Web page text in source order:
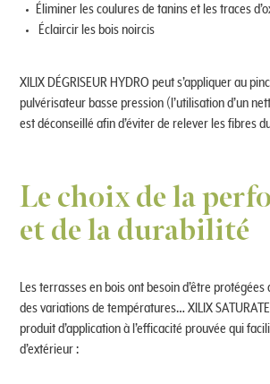
Éliminer les coulures de tanins et les traces
Éclaircir les bois noircis
XILIX DÉGRISEUR HYDRO peut s’appliquer au
pulvérisateur basse pression (l’utilisation d’un
est déconseillé afin d’éviter de relever les fibres
Le choix de la
et de la durabilité
Les terrasses en bois ont besoin d’être protégées
des variations de températures… XILIX
produit d’application à l’efficacité prouvée qui
d’extérieur :